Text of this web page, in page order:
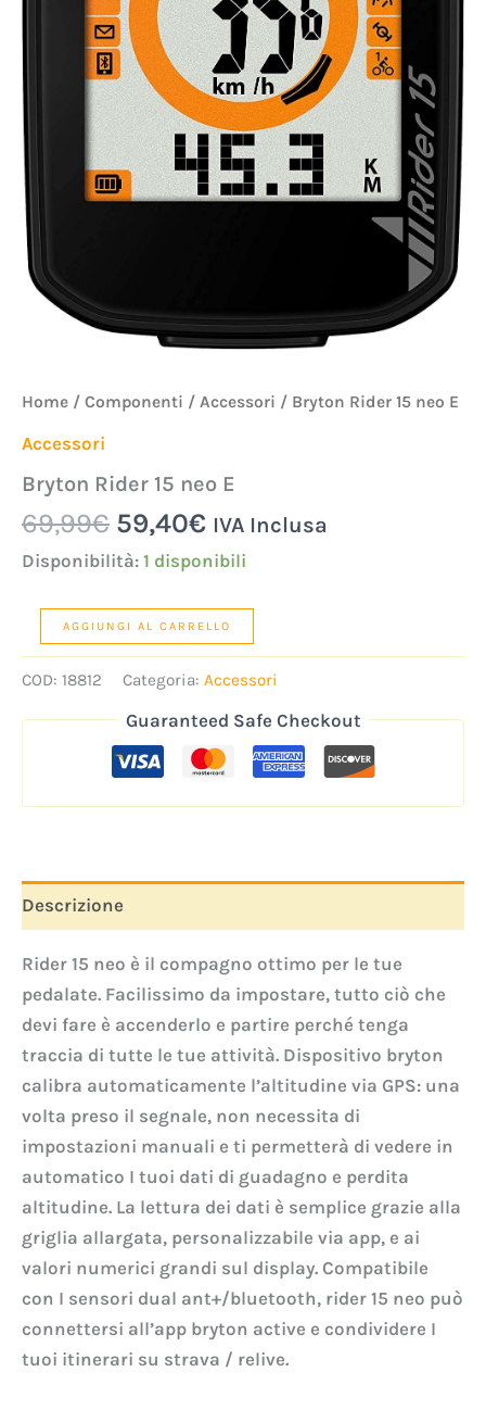
Home / Componenti / Accessori / Bryton Rider 15 neo E
Accessori
Bryton Rider 15 neo E
69,99€ 59,40€ IVA Inclusa
Disponibilità: 1 disponibili
AGGIUNGI AL CARRELLO
COD: 18812 Categoria: Accessori
Guaranteed Safe Checkout
Descrizione
Rider 15 neo è il compagno ottimo per le tue
pedalate. Facilissimo da impostare, tutto ciò che
devi fare è accenderlo e partire perché tenga
traccia di tutte le tue attività. Dispositivo bryton
calibra automaticamente l’altitudine via GPS: una
volta preso il segnale, non necessita di
impostazioni manuali e ti permetterà di vedere in
automatico I tuoi dati di guadagno e perdita
altitudine. La lettura dei dati è semplice grazie alla
griglia allargata, personalizzabile via app, e ai
valori numerici grandi sul display. Compatibile
con I sensori dual ant+/bluetooth, rider 15 neo può
connettersi all’app bryton active e condividere I
tuoi itinerari su strava / relive.